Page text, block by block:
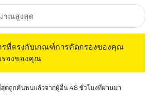
รที่ตรงกับเกณฑ์การคัดกรองของคุณ
รองของคุณ
สุดถูกค้นพบแล้วจากผู้อื่น 48 ชั่วโมงที่ผ่านมา